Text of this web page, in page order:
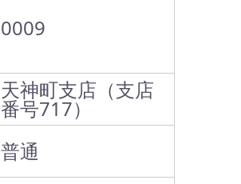
0009
天神町支店（支店
番号717）
普通